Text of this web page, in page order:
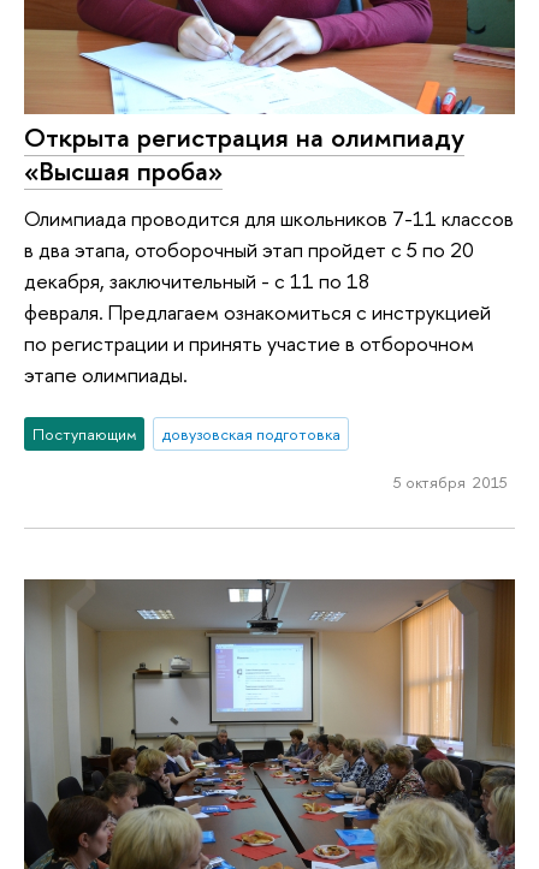
Открыта регистрация на олимпиаду
«Высшая проба»
Олимпиада проводится для школьников 7-11 классов
в два этапа, отоборочный этап пройдет с 5 по 20
декабря, заключительный - с 11 по 18
февраля. Предлагаем ознакомиться с инструкцией
по регистрации и принять участие в отборочном
этапе олимпиады.
Поступающим довузовская подготовка
5 октября 2015